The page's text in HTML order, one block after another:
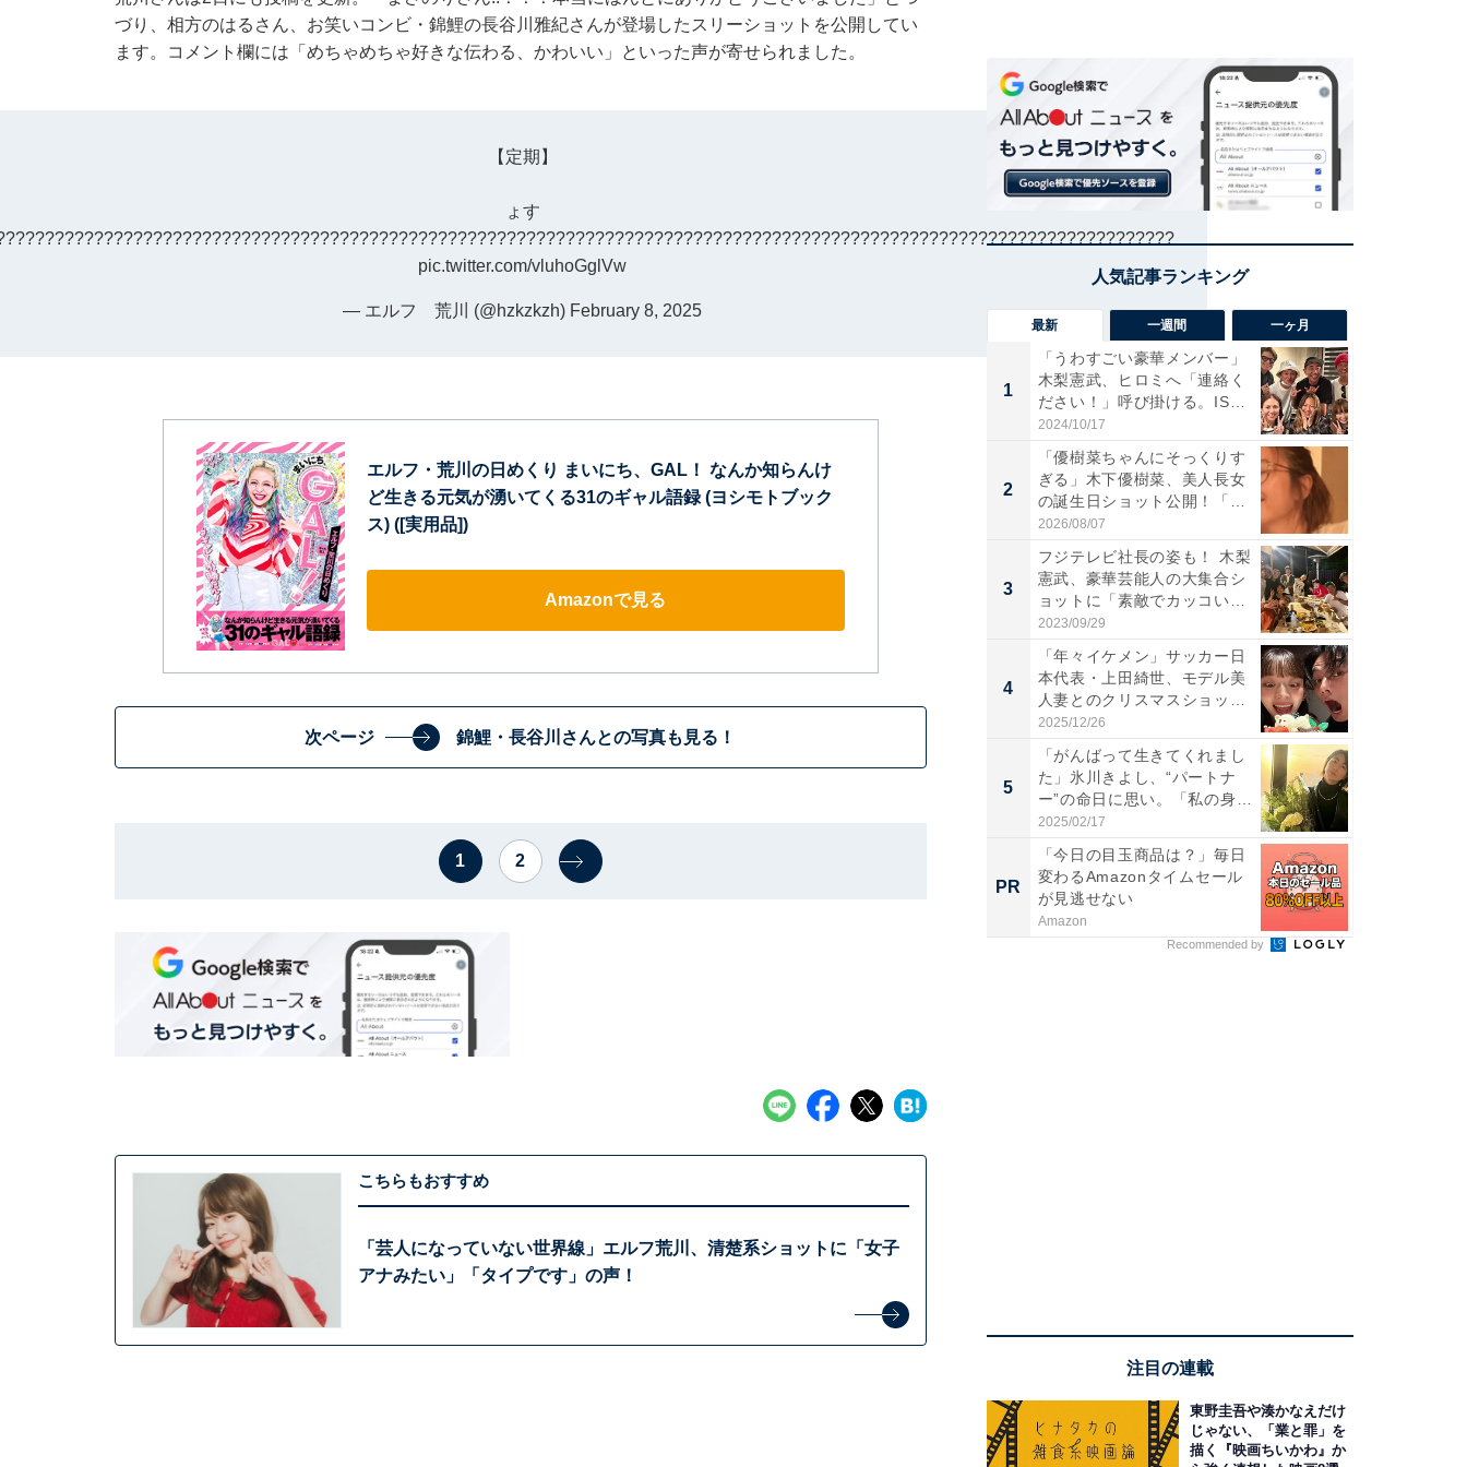
づり、相方のはるさん、お笑いコンビ・錦鯉の長谷川雅紀さんが登場したスリーショットを公開してい
ます。コメント欄には「めちゃめちゃ好きな伝わる、かわいい」といった声が寄せられました。
【定期】
ょす
pic.twitter.com/vluhoGglVw
— エルフ 荒川 (@hzkzkzh) February 8, 2025
エルフ・荒川の日めくり まいにち、GAL！ なんか知らんけ
ど生きる元気が湧いてくる31のギャル語録 (ヨシモトブック
ス) ([実用品])
Amazonで見る
次ページ 錦鯉・長谷川さんとの写真も見る！
1 2
こちらもおすすめ
「芸人になっていない世界線」エルフ荒川、清楚系ショットに「女子
アナみたい」「タイプです」の声！
最新 一週間 一ヶ月
1
「うわすごい豪華メンバー」
木梨憲武、ヒロミへ「連絡く
ださい！」呼び掛ける。IS
S...
2024/10/17
2
「優樹菜ちゃんにそっくりす
ぎる」木下優樹菜、美人長女
の誕生日ショット公開！「1
4...
2026/08/07
3
フジテレビ社長の姿も！ 木梨
憲武、豪華芸能人の大集合シ
ョットに「素敵でカッコい
い...
2023/09/29
4
「年々イケメン」サッカー日
本代表・上田綺世、モデル美
人妻とのクリスマスショット
に...
2025/12/26
5
「がんばって生きてくれまし
た」氷川きよし、“パートナ
ー”の命日に思い。「私の身
体...
2025/02/17
PR
「今日の目玉商品は？」毎日
変わるAmazonタイムセール
が見逃せない
Amazon
Recommended by
注目の連載
東野圭吾や湊かなえだけ
じゃない、「業と罪」を
描く『映画ちいかわ』か